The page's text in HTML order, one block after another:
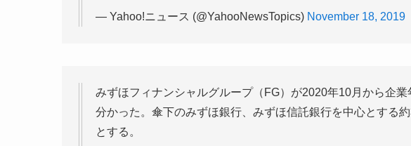
— Yahoo!ニュース (@YahooNewsTopics) November 18, 2019
みずほフィナンシャルグループ（FG）が2020年10月から企業
分かった。傘下のみずほ銀行、みずほ信託銀行を中心とする
とする。